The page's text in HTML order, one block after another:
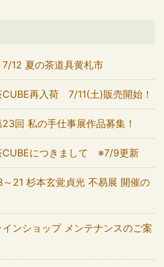
7/12 夏の茶道具黄札市
CUBE再入荷 7/11(土)販売開始！
23回 私の手仕事展作品募集！
CUBEにつきまして ※7/9更新
～21 杉本玄覚貞光 不易展 開催の
インショップ メンテナンスのご案